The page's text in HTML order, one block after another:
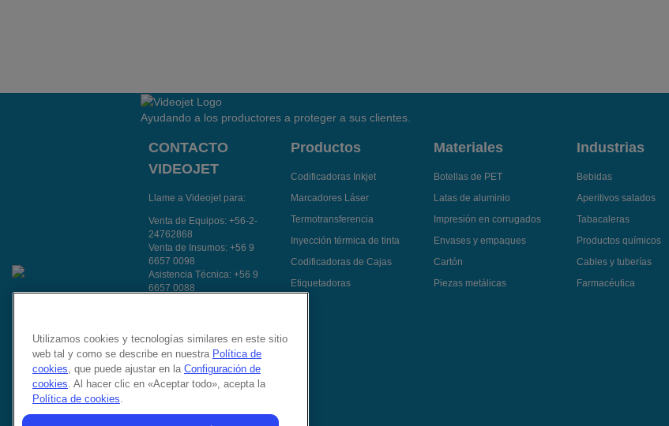
Ayudando a los productores a proteger a sus clientes.
CONTACTO
VIDEOJET
Llame a Videojet para:
Venta de Equipos: +56-2-
24762868
Venta de Insumos: +56 9
6657 0098
Asistencia Técnica: +56 9
6657 0088
Contacte a un
representante de ventas
Síganos en:
Productos
Codificadoras Inkjet
Marcadores Láser
Termotransferencia
Inyección térmica de tinta
Codificadoras de Cajas
Etiquetadoras
Materiales
Botellas de PET
Latas de aluminio
Impresión en corrugados
Envases y empaques
Cartón
Piezas metálicas
Industrias
Bebidas
Aperitivos salados
Tabacaleras
Productos químicos
Cables y tuberías
Farmacéutica
Utilizamos cookies y tecnologías similares en este sitio
web tal y como se describe en nuestra Política de
cookies, que puede ajustar en la Configuración de
cookies. Al hacer clic en «Aceptar todo», acepta la
Política de cookies.